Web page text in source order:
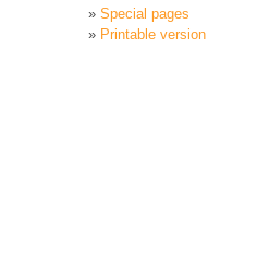
Special pages
Printable version